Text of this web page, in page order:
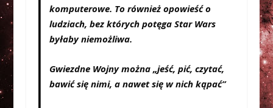
komputerowe. To również opowieść o
ludziach, bez których potęga Star Wars
byłaby niemożliwa.
Gwiezdne Wojny można „jeść, pić, czytać,
bawić się nimi, a nawet się w nich kąpać”